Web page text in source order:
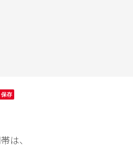
芸
保存
は、